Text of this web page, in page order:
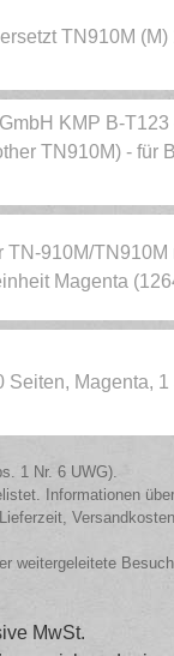
TN910M
KMP B-
TN910M) - für
TN-910M/
Magenta
Seiten, Magenta,
1 Nr. 6 UWG).
Informationen
weitergeleitete
MwSt.